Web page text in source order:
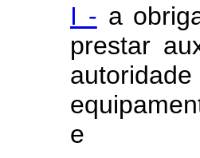
I - a
prestar
e